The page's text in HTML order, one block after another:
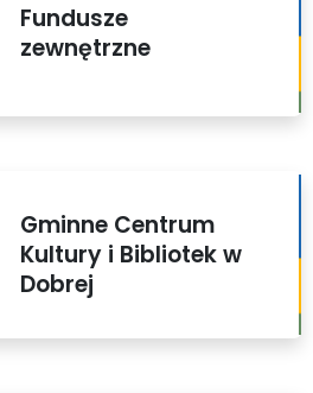
Fundusze
zewnętrzne
Gminne Centrum
Kultury i Bibliotek w
Dobrej